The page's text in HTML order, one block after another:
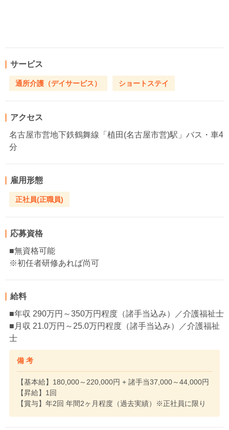
サービス
通所介護（デイサービス） ショートステイ
アクセス
名古屋市営地下鉄鶴舞線「植田(名古屋市営)駅」バス・車4
分
雇用形態
正社員(正職員)
応募資格
■無資格可能
※初任者研修あれば尚可
給料
■年収 290万円～350万円程度（諸手当込み）／介護福祉士
■月収 21.0万円～25.0万円程度（諸手当込み）／介護福祉
士
備 考
【基本給】180,000～220,000円 + 諸手当37,000～44,000円
【昇給】1回
【賞与】年2回 年間2ヶ月程度（過去実績）※正社員に限り